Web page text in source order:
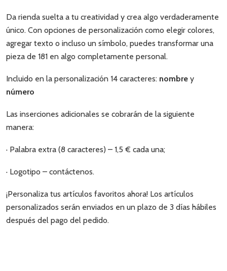
Da rienda suelta a tu creatividad y crea algo verdaderamente
único. Con opciones de personalización como elegir colores,
agregar texto o incluso un símbolo, puedes transformar una
pieza de 181 en algo completamente personal.
Incluido en la personalización 14 caracteres: nombre y
número
Las inserciones adicionales se cobrarán de la siguiente
manera:
· Palabra extra (8 caracteres) – 1,5 € cada una;
· Logotipo – contáctenos.
¡Personaliza tus artículos favoritos ahora! Los artículos
personalizados serán enviados en un plazo de 3 días hábiles
después del pago del pedido.